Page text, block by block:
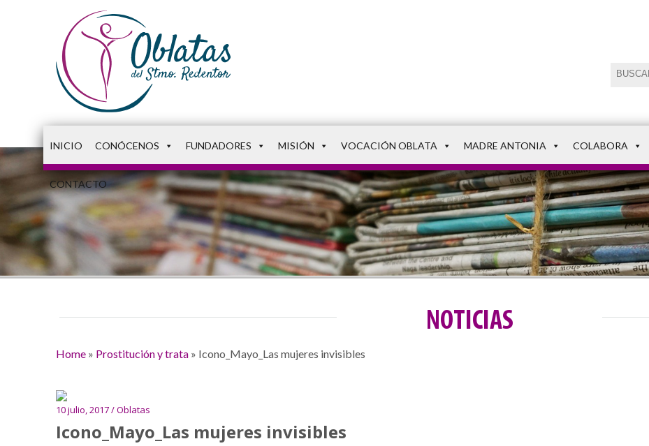
INICIO CONÓCENOS FUNDADORES MISIÓN VOCACIÓN OBLATA MADRE ANTONIA COLABORA
CONTACTO
NOTICIAS
Home» Prostitución y trata» Icono_Mayo_Las mujeres invisibles
10 julio, 2017 / Oblatas
Icono_Mayo_Las mujeres invisibles